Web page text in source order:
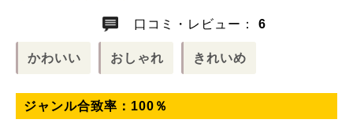
口コミ・レビュー： 6
かわいい おしゃれ きれいめ
ジャンル合致率： 100 ％